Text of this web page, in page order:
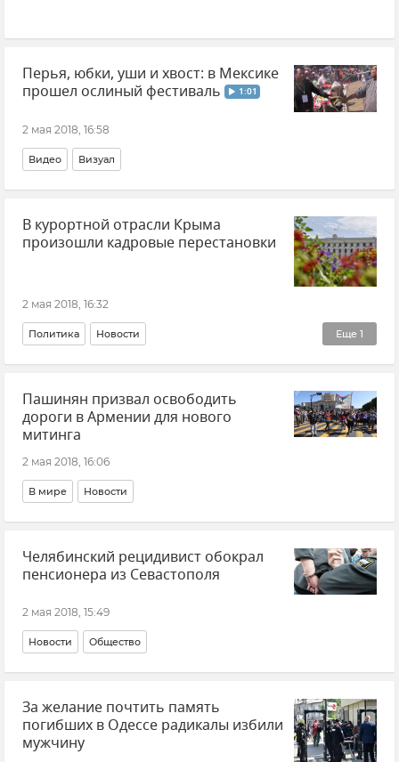
Перья, юбки, уши и хвост: в Мексике
прошел ослиный фестиваль
1:01
2 мая 2018, 16:58
Видео Визуал
В курортной отрасли Крыма
произошли кадровые перестановки
2 мая 2018, 16:32
Еще 1
Политика Новости
Кадровые перестановки во властных структурах Крыма и Севастополя
Пашинян призвал освободить
дороги в Армении для нового
митинга
2 мая 2018, 16:06
В мире Новости
Челябинский рецидивист обокрал
пенсионера из Севастополя
2 мая 2018, 15:49
Новости Общество
За желание почтить память
погибших в Одессе радикалы избили
мужчину